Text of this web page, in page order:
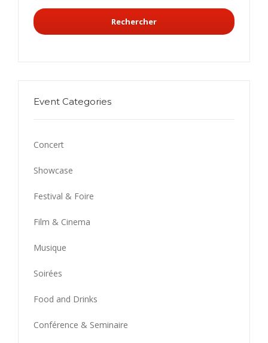
Rechercher
Event Categories
Concert
Showcase
Festival & Foire
Film & Cinema
Musique
Soirées
Food and Drinks
Conférence & Seminaire